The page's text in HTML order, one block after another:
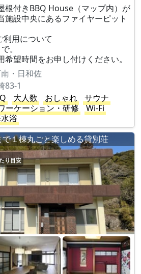
根付きBBQ House（マップ内）が
施設中央にあるファイヤーピット
用について
。
望時間をお申し付けください。
・日和佐
83-1
大人数 おしゃれ
サウナ
ーケーション・研修
Wi-Fi
浴
１棟丸ごと楽しめる貸別荘
り目安